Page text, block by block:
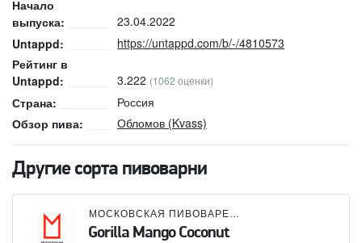
Начало
выпуска:
23.04.2022
Untappd:
https://untappd.com/b/-/4810573
Рейтинг в
Untappd:
3.222 (1062 оценки)
Страна:
Россия
Обзор пива:
Обломов (Kvass)
Другие сорта пивоварни
МОСКОВСКАЯ ПИВОВАРЕННАЯ КОМПАНИЯ (МПК)
Gorilla Mango Coconut